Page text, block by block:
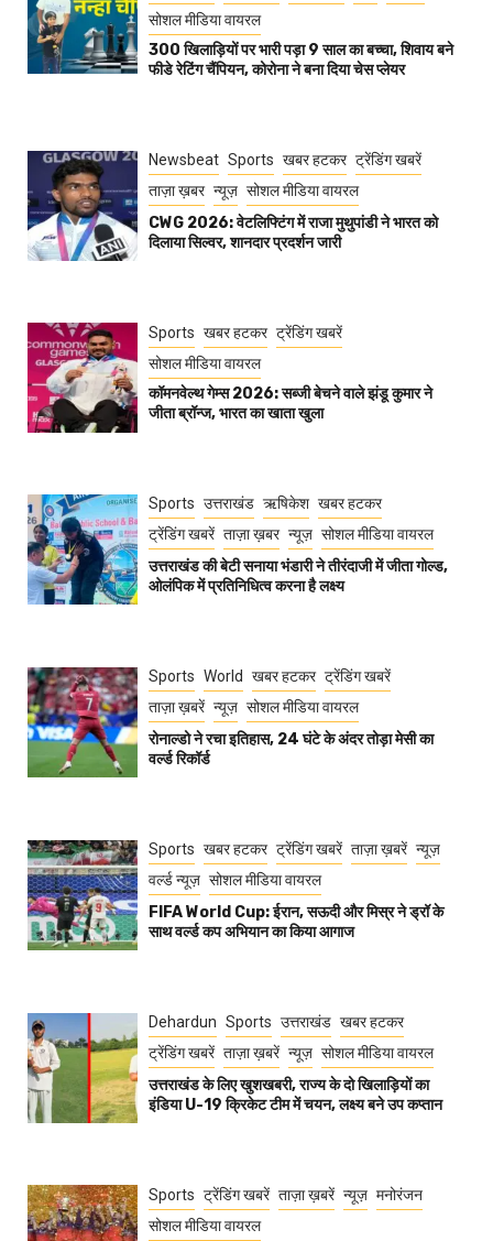
सोशल मीडिया वायरल
300 खिलाड़ियों पर भारी पड़ा 9 साल का बच्चा, शिवाय बने
फीडे रेटिंग चैंपियन, कोरोना ने बना दिया चेस प्लेयर
Newsbeat Sports खबर हटकर ट्रेंडिंग खबरें
ताज़ा ख़बर न्यूज़ सोशल मीडिया वायरल
CWG 2026: वेटलिफ्टिंग में राजा मुथुपांडी ने भारत को
दिलाया सिल्वर, शानदार प्रदर्शन जारी
Sports खबर हटकर ट्रेंडिंग खबरें
सोशल मीडिया वायरल
कॉमनवेल्थ गेम्स 2026: सब्जी बेचने वाले झंडू कुमार ने
जीता ब्रॉन्ज, भारत का खाता खुला
Sports उत्तराखंड ऋषिकेश खबर हटकर
ट्रेंडिंग खबरें ताज़ा ख़बर न्यूज़ सोशल मीडिया वायरल
उत्तराखंड की बेटी सनाया भंडारी ने तीरंदाजी में जीता गोल्ड,
ओलंपिक में प्रतिनिधित्व करना है लक्ष्य
Sports World खबर हटकर ट्रेंडिंग खबरें
ताज़ा ख़बरें न्यूज़ सोशल मीडिया वायरल
रोनाल्डो ने रचा इतिहास, 24 घंटे के अंदर तोड़ा मेसी का
वर्ल्ड रिकॉर्ड
Sports खबर हटकर ट्रेंडिंग खबरें ताज़ा ख़बरें न्यूज़
वर्ल्ड न्यूज़ सोशल मीडिया वायरल
FIFA World Cup: ईरान, सऊदी और मिस्र ने ड्रॉ के
साथ वर्ल्ड कप अभियान का किया आगाज
Dehardun Sports उत्तराखंड खबर हटकर
ट्रेंडिंग खबरें ताज़ा ख़बरें न्यूज़ सोशल मीडिया वायरल
उत्तराखंड के लिए खुशखबरी, राज्य के दो खिलाड़ियों का
इंडिया U-19 क्रिकेट टीम में चयन, लक्ष्य बने उप कप्तान
Sports ट्रेंडिंग खबरें ताज़ा ख़बरें न्यूज़ मनोरंजन
सोशल मीडिया वायरल